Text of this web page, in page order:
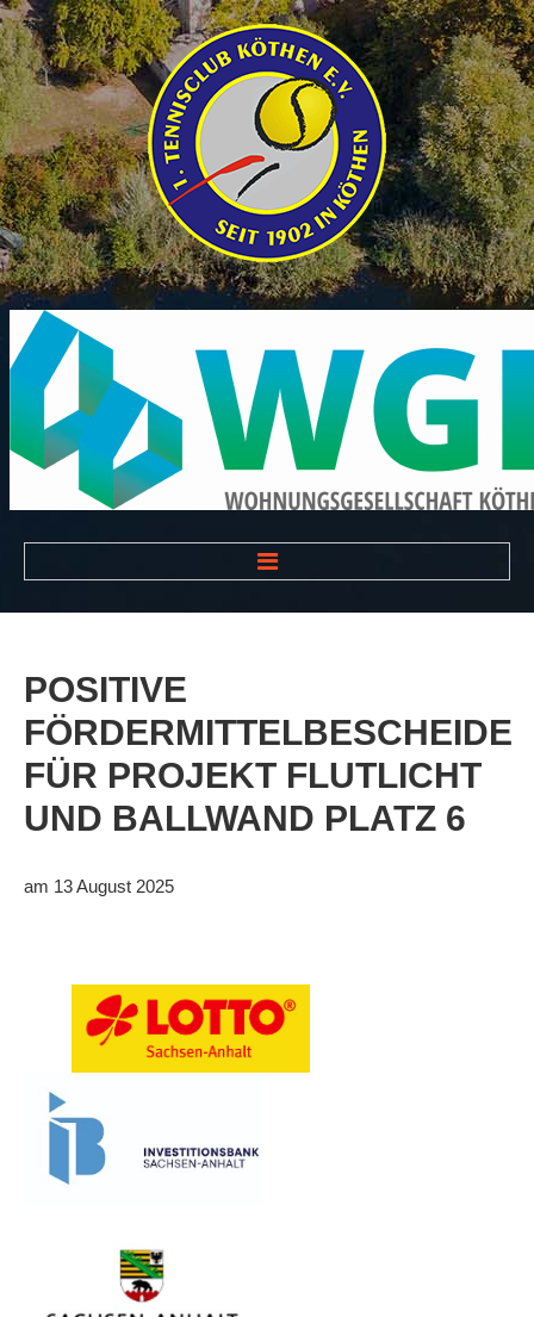
VEREIN
Der Vorstand
Das Clubhaus
Die Tennisanlage
Die Geschichte
Die Sponsoren
Die Fotos
MANNSCHAFTEN
Punktspiele
Erwachsene
POSITIVE
FÖRDERMITTELBESCHEIDE
FÜR PROJEKT FLUTLICHT
UND BALLWAND PLATZ 6
am 13 August 2025